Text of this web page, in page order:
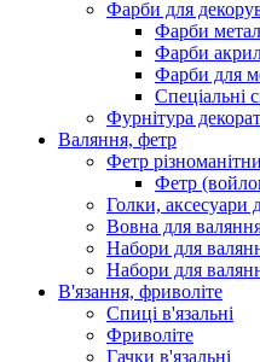
Фарби для
Фарби
Фарби
Фарби для
Спеціальні
Фурнітура
Валяння, фетр
Фетр
Фетр
Голки, аксесуари
Вовна для
Набори для
Набори для
В'язання, фриволіте
Спиці в'язальні
Фриволіте
Гачки в'язальні